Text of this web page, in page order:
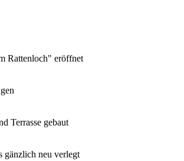
Rattenloch" eröffnet
Terrasse gebaut
gänzlich neu verlegt